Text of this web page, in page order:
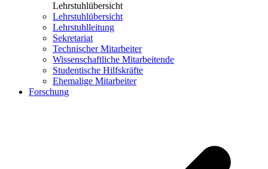
Lehrstuhlübersicht
Lehrstuhlübersicht
Lehrstuhlleitung
Sekretariat
Technischer Mitarbeiter
Wissenschaftliche Mitarbeitende
Studentische Hilfskräfte
Ehemalige Mitarbeiter
Forschung